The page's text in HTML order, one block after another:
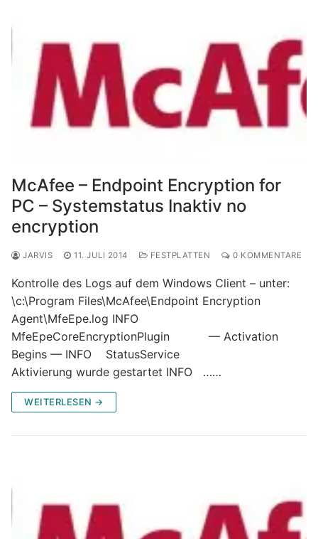
McAfee – Endpoint Encryption for
PC – Systemstatus Inaktiv no
encryption
JARVIS 11. JULI 2014 FESTPLATTEN 0 KOMMENTARE
Kontrolle des Logs auf dem Windows Client – unter:
\c:\Program Files\McAfee\Endpoint Encryption
Agent\MfeEpe.log INFO
MfeEpeCoreEncryptionPlugin — Activation
Begins — INFO StatusService
Aktivierung wurde gestartet INFO ……
WEITERLESEN →